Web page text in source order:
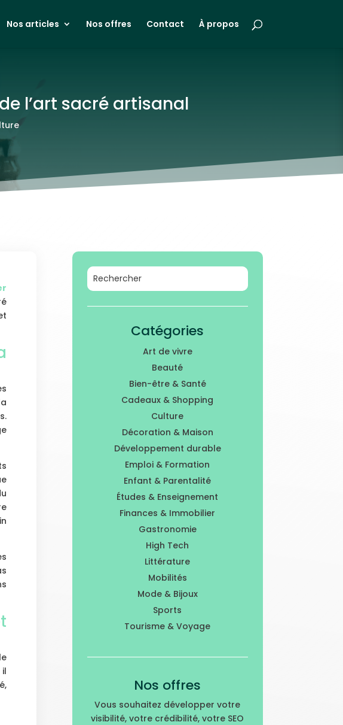
Nos articles Nos offres Contact À propos
l’art sacré artisanal
Catégories
Art de vivre
Beauté
Bien-être & Santé
Cadeaux & Shopping
Culture
Décoration & Maison
Développement durable
Emploi & Formation
Enfant & Parentalité
Études & Enseignement
Finances & Immobilier
Gastronomie
High Tech
Littérature
Mobilités
Mode & Bijoux
Sports
Tourisme & Voyage
Nos offres
Vous souhaitez développer votre
visibilité, votre crédibilité, votre SEO